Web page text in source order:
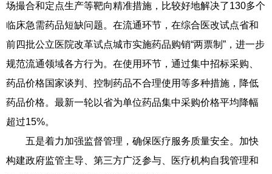
场撮合和定点生产等靶向精准措施，比较好地解决了130多个
临床急需药品短缺问题。在流通环节，在综合医改试点省和
前四批公立医院改革试点城市实施药品购销“两票制”，进一步
规范流通领域各方行为。在使用环节，通过集中招标采购、
药品价格国家谈判、控制药品不合理使用等多种措施，降低
药品价格。最新一轮以省为单位药品集中采购价格平均降幅
超过15%。
五是着力加强监督管理，确保医疗服务质量安全。加快
构建政府监管主导、第三方广泛参与、医疗机构自我管理和